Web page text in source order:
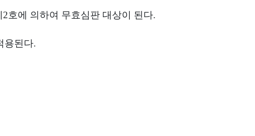
2호에 의하여 무효심판 대상이 된다.
용된다.